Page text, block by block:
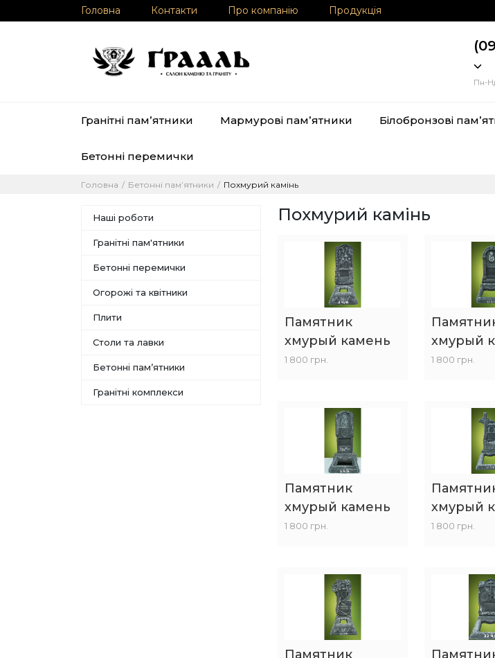
Головна Контакти Про компанію Продукція
Пн-
Гранітні памʼятники Мармурові памʼятники Білобронзові
Бетонні перемички
Головна Бетонні памʼятники Похмурий камінь
Наші роботи
Гранітні пам'ятники
Бетонні перемички
Огорожі та квітники
Плити
Столи та лавки
Бетонні памʼятники
Гранітні комплекси
Похмурий камінь
Памятник
хмурый камень
1 800 грн.
хмурый
1 800 грн.
Памятник
хмурый камень
1 800 грн.
хмурый
1 800 грн.
Памятник